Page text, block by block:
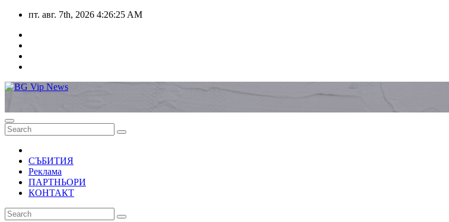
Skip
content
пт. авг. 7th, 2026 4:26:26 AM
СЪБИТИЯ
Реклама
ПАРТНЬОРИ
КОНТАКТ